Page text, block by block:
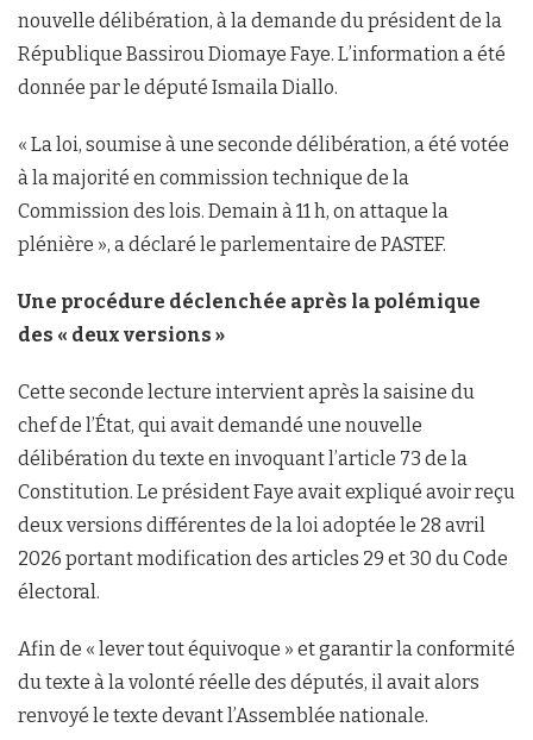
nouvelle délibération, à la demande du président de la
République Bassirou Diomaye Faye. L’information a été
donnée par le député Ismaila Diallo.
« La loi, soumise à une seconde délibération, a été votée
à la majorité en commission technique de la
Commission des lois. Demain à 11 h, on attaque la
plénière », a déclaré le parlementaire de PASTEF.
Une procédure déclenchée après la polémique
des « deux versions »
Cette seconde lecture intervient après la saisine du
chef de l’État, qui avait demandé une nouvelle
délibération du texte en invoquant l’article 73 de la
Constitution. Le président Faye avait expliqué avoir reçu
deux versions différentes de la loi adoptée le 28 avril
2026 portant modification des articles 29 et 30 du Code
électoral.
Afin de « lever tout équivoque » et garantir la conformité
du texte à la volonté réelle des députés, il avait alors
renvoyé le texte devant l’Assemblée nationale.